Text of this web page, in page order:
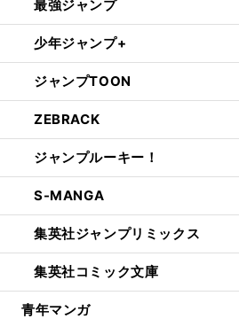
最強ジャンプ
少年ジャンプ+
ジャンプTOON
ZEBRACK
ジャンプルーキー！
S-MANGA
集英社ジャンプリミックス
集英社コミック文庫
青年マンガ